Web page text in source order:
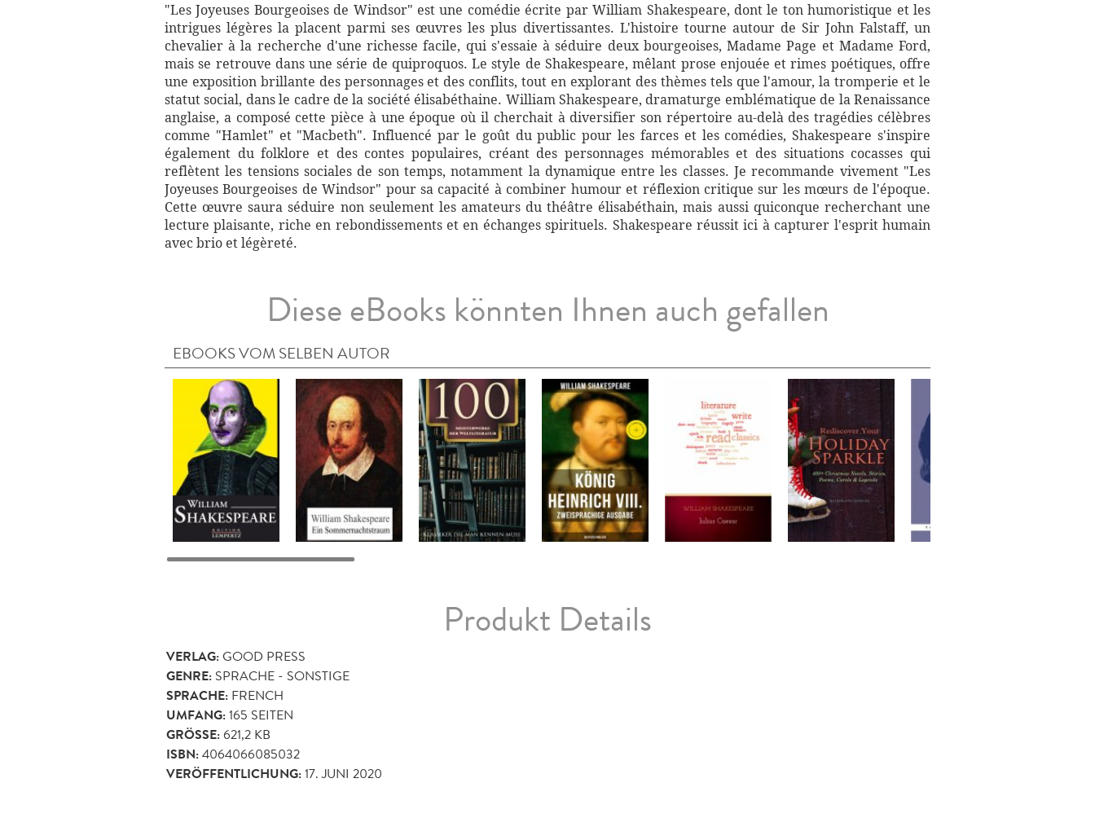
"Les Joyeuses Bourgeoises de Windsor" est une comédie écrite par William Shakespeare, dont le ton humoristique et les
intrigues légères la placent parmi ses œuvres les plus divertissantes. L'histoire tourne autour de Sir John Falstaff, un
chevalier à la recherche d'une richesse facile, qui s'essaie à séduire deux bourgeoises, Madame Page et Madame Ford,
mais se retrouve dans une série de quiproquos. Le style de Shakespeare, mêlant prose enjouée et rimes poétiques, offre
une exposition brillante des personnages et des conflits, tout en explorant des thèmes tels que l'amour, la tromperie et le
statut social, dans le cadre de la société élisabéthaine. William Shakespeare, dramaturge emblématique de la Renaissance
anglaise, a composé cette pièce à une époque où il cherchait à diversifier son répertoire au-delà des tragédies célèbres
comme "Hamlet" et "Macbeth". Influencé par le goût du public pour les farces et les comédies, Shakespeare s'inspire
également du folklore et des contes populaires, créant des personnages mémorables et des situations cocasses qui
reflètent les tensions sociales de son temps, notamment la dynamique entre les classes. Je recommande vivement "Les
Joyeuses Bourgeoises de Windsor" pour sa capacité à combiner humour et réflexion critique sur les mœurs de l'époque.
Cette œuvre saura séduire non seulement les amateurs du théâtre élisabéthain, mais aussi quiconque recherchant une
lecture plaisante, riche en rebondissements et en échanges spirituels. Shakespeare réussit ici à capturer l'esprit humain
avec brio et légèreté.
Diese eBooks könnten Ihnen auch gefallen
EBOOKS VOM SELBEN AUTOR
Produkt Details
VERLAG:GOOD PRESS
GENRE: SPRACHE - SONSTIGE
SPRACHE: FRENCH
UMFANG:165 SEITEN
GRÖSSE: 621,2 KB
ISBN:4064066085032
VERÖFFENTLICHUNG:17. JUNI 2020